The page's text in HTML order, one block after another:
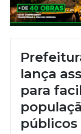
lança
para
públicos